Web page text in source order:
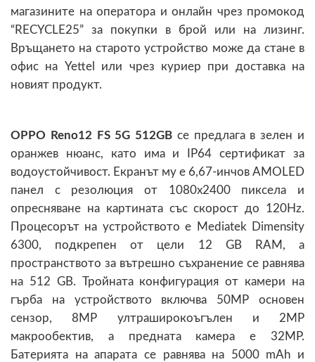
магазините на оператора и онлайн чрез промокод
“RECYCLE25” за покупки в брой или на лизинг.
Връщането на старото устройство може да стане в
офис на Yettel или чрез куриер при доставка на
новият продукт.
OPPO Reno12 FS 5G 512GB се предлага в зелен и
оранжев нюанс, като има и IP64 сертификат за
водоустойчивост. Екранът му е 6,67-инчов AMOLED
панел с резолюция от 1080х2400 пиксела и
опресняване на картината със скорост до 120Hz.
Процесорът на устройството е Mediatek Dimensity
6300, подкрепен от цели 12 GB RAM, а
пространството за вътрешно съхранение се равнява
на 512 GB. Тройната конфигурация от камери на
гърба на устройството включва 50MP основен
сензор, 8MP ултраширокоъгълен и 2MP
макрообектив, а предната камера е 32MP.
Батерията на апарата се равнява на 5000 mAh и